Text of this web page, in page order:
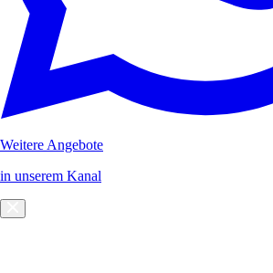
Weitere Angebote
in unserem Kanal